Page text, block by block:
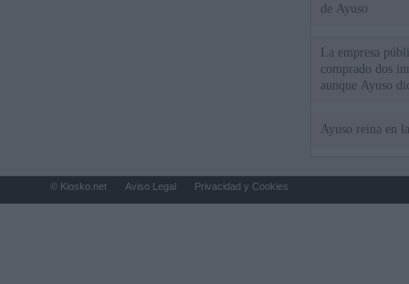
de Ayuso
La empresa
comprado dos
aunque Ayuso
Ayuso reina en
© Kiosko.net Aviso Legal Privacidad y Cookies